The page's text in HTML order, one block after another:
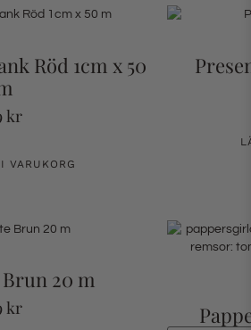
Röd 1cm x 50
kr
VARUKORG
20 m
kr